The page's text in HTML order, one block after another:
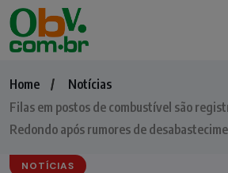
Home
Notícias
Filas em postos de combustível são
Redondo após rumores de
NOTÍCIAS